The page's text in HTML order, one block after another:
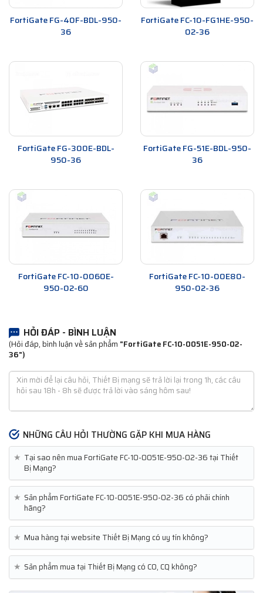
FortiGate FG-40F-BDL-950-
36
FortiGate FC-10-FG1HE-950-
02-36
FortiGate FG-300E-BDL-
950-36
FortiGate FG-51E-BDL-950-
36
FortiGate FC-10-0060E-
950-02-60
FortiGate FC-10-00E80-
950-02-36
HỎI ĐÁP - BÌNH LUẬN
(Hỏi đáp, bình luận về sản phẩm "FortiGate FC-10-0051E-950-02-
36")
NHỮNG CÂU HỎI THƯỜNG GẶP KHI MUA HÀNG
★ Tại sao nên mua FortiGate FC-10-0051E-950-02-36 tại Thiết
Bị Mạng?
★ Sản phẩm FortiGate FC-10-0051E-950-02-36 có phải chính
hãng?
★ Mua hàng tại website Thiết Bị Mạng có uy tín không?
★ Sản phẩm mua tại Thiết Bị Mạng có CO, CQ không?